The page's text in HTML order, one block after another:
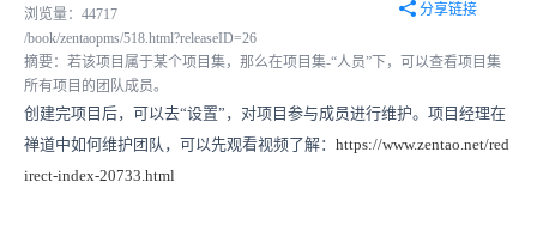
浏览量：44717
分享链接
/book/zentaopms/518.html?releaseID=26
摘要：若该项目属于某个项目集，那么在项目集-“人员”下，可以查看项目集
所有项目的团队成员。
创建完项目后，可以去“设置”，对项目参与成员进行维护。 项目经理在
禅道中如何维护团队， 可以先观看视频了解： https://www.zentao.net/red
irect-index-20733.html